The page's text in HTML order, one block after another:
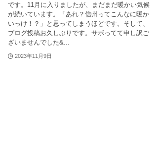
です。11月に入りましたが、まだまだ暖かい気候
が続いています。「あれ？信州ってこんなに暖か
いっけ！？」と思ってしまうほどです。そして、
ブログ投稿お久しぶりです。サボってて申し訳ご
ざいませんでした&...
2023年11月9日